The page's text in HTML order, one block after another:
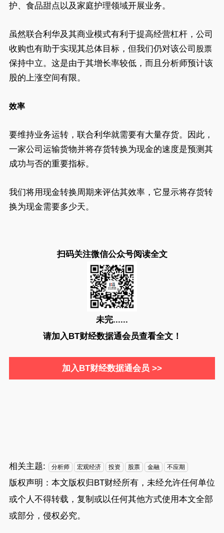
护、食品甜点以及家庭护理领域开展业务。
虽然联合利华及其商业模式有利于提高经营杠杆，公司
收购也有助于实现其总体目标，但我们仍对该公司 股票
保持中立。这是由于其增长率较低，而且分析师预计该
股的上涨空间有限。
效率
要维持业务运转，联合利华就需要有大量存货。因此，
一家公司运输货物并将存货转换为现金的速度是预测其
成功与否的重要指标。
我们将用现金转换周期来评估其效率，它显示将存货转
换为现金需要多少天。
扫码关注微信公众号阅读全文
未完......
请加入BT财经数据通会员查看全文！
加入BT财经数据通会员 >>
相关主题: 分析师 宏观经济 投资 股票 金融 不应期
版权声明：本文版权归BT财经所有，未经允许任何单位
或个人不得转载，复制或以任何其他方式使用本文全部
或部分，侵权必究。